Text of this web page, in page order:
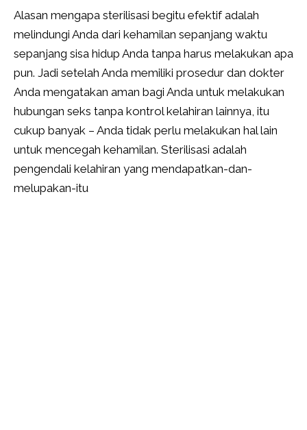
Alasan mengapa sterilisasi begitu efektif adalah
melindungi Anda dari kehamilan sepanjang waktu
sepanjang sisa hidup Anda tanpa harus melakukan apa
pun. Jadi setelah Anda memiliki prosedur dan dokter
Anda mengatakan aman bagi Anda untuk melakukan
hubungan seks tanpa kontrol kelahiran lainnya, itu
cukup banyak – Anda tidak perlu melakukan hal lain
untuk mencegah kehamilan. Sterilisasi adalah
pengendali kelahiran yang mendapatkan-dan-
melupakan-itu